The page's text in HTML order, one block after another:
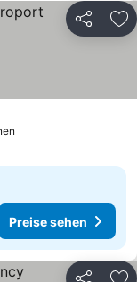
Teilen
Preise sehen